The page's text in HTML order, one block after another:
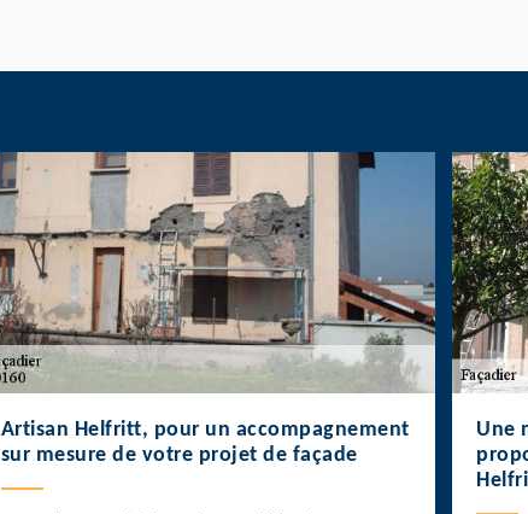
Artisan Helfritt, pour un accompagnement
sur mesure de votre projet de façade
Une